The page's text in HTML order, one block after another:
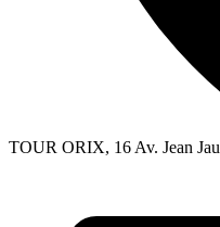
TOUR ORIX, 16 Av. Jean